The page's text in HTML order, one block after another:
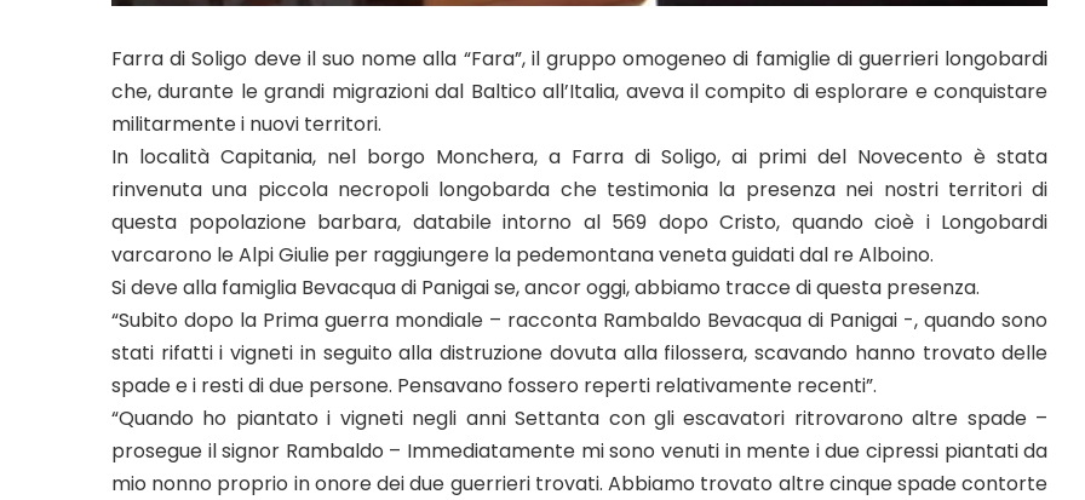
Farra di Soligo deve il suo nome alla “Fara”, il gruppo omogeneo di famiglie di guerrieri longobardi
che, durante le grandi migrazioni dal Baltico all’Italia, aveva il compito di esplorare e conquistare
militarmente i nuovi territori.
In località Capitania, nel borgo Monchera, a Farra di Soligo, ai primi del Novecento è stata
rinvenuta una piccola necropoli longobarda che testimonia la presenza nei nostri territori di
questa popolazione barbara, databile intorno al 569 dopo Cristo, quando cioè i Longobardi
varcarono le Alpi Giulie per raggiungere la pedemontana veneta guidati dal re Alboino.
Si deve alla famiglia Bevacqua di Panigai se, ancor oggi, abbiamo tracce di questa presenza.
“Subito dopo la Prima guerra mondiale – racconta Rambaldo Bevacqua di Panigai -, quando sono
stati rifatti i vigneti in seguito alla distruzione dovuta alla filossera, scavando hanno trovato delle
spade e i resti di due persone. Pensavano fossero reperti relativamente recenti”.
“Quando ho piantato i vigneti negli anni Settanta con gli escavatori ritrovarono altre spade –
prosegue il signor Rambaldo – Immediatamente mi sono venuti in mente i due cipressi piantati da
mio nonno proprio in onore dei due guerrieri trovati. Abbiamo trovato altre cinque spade contorte